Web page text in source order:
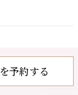
予約する